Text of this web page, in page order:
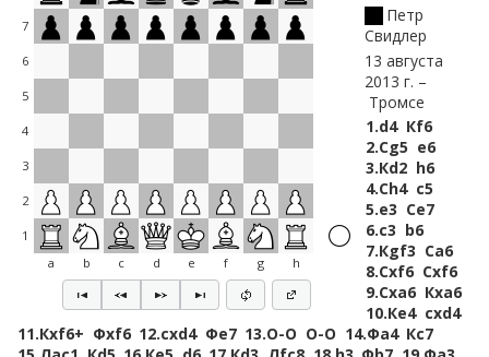
7
6
5
4
3
2
1
a
b c d e f g h
Петр
Свидлер
13 августа
2013 г.
Тромсе
1.d4 Кf6
2.Сg5 e6
3.Кd2 h6
4.Сh4 c5
5.e3 Сe7
6.c3 b6
7.Кgf3 Сa6
8.Сxf6 Сxf6
9.Сxa6 Кxa6
10.Кe4 cxd4
11.Кxf6+ Фxf6 12.cxd4 Фe7 13.O-O O-O 14.Фa4 Кc7